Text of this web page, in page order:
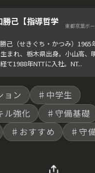
勝己【指導哲学
己（せきぐち・かつみ）1965
まれ、栃木県出身。小山高、
て1988年NTTに入社。NT...
ョン
♯中学生
ル強化
♯守備基礎
♯おすすめ ♯守